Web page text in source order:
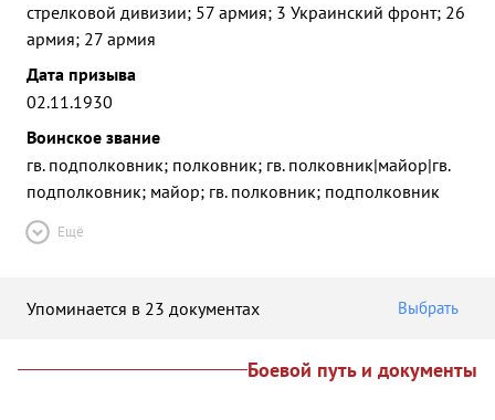
стрелковой дивизии; 57 армия; 3 Украинский фронт; 26
армия; 27 армия
Дата призыва
02.11.1930
Воинское звание
гв. подполковник; полковник; гв. полковник|майор|гв.
подполковник; майор; гв. полковник; подполковник
Ещё
Упоминается в 23 документах Выбрать
Боевой путь и документы